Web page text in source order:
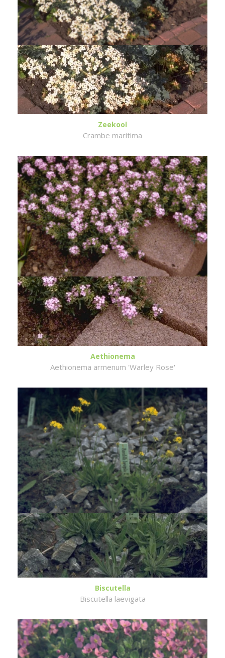
Zeekool
Crambe maritima
Aethionema
Aethionema armenum 'Warley Rose'
Biscutella
Biscutella laevigata